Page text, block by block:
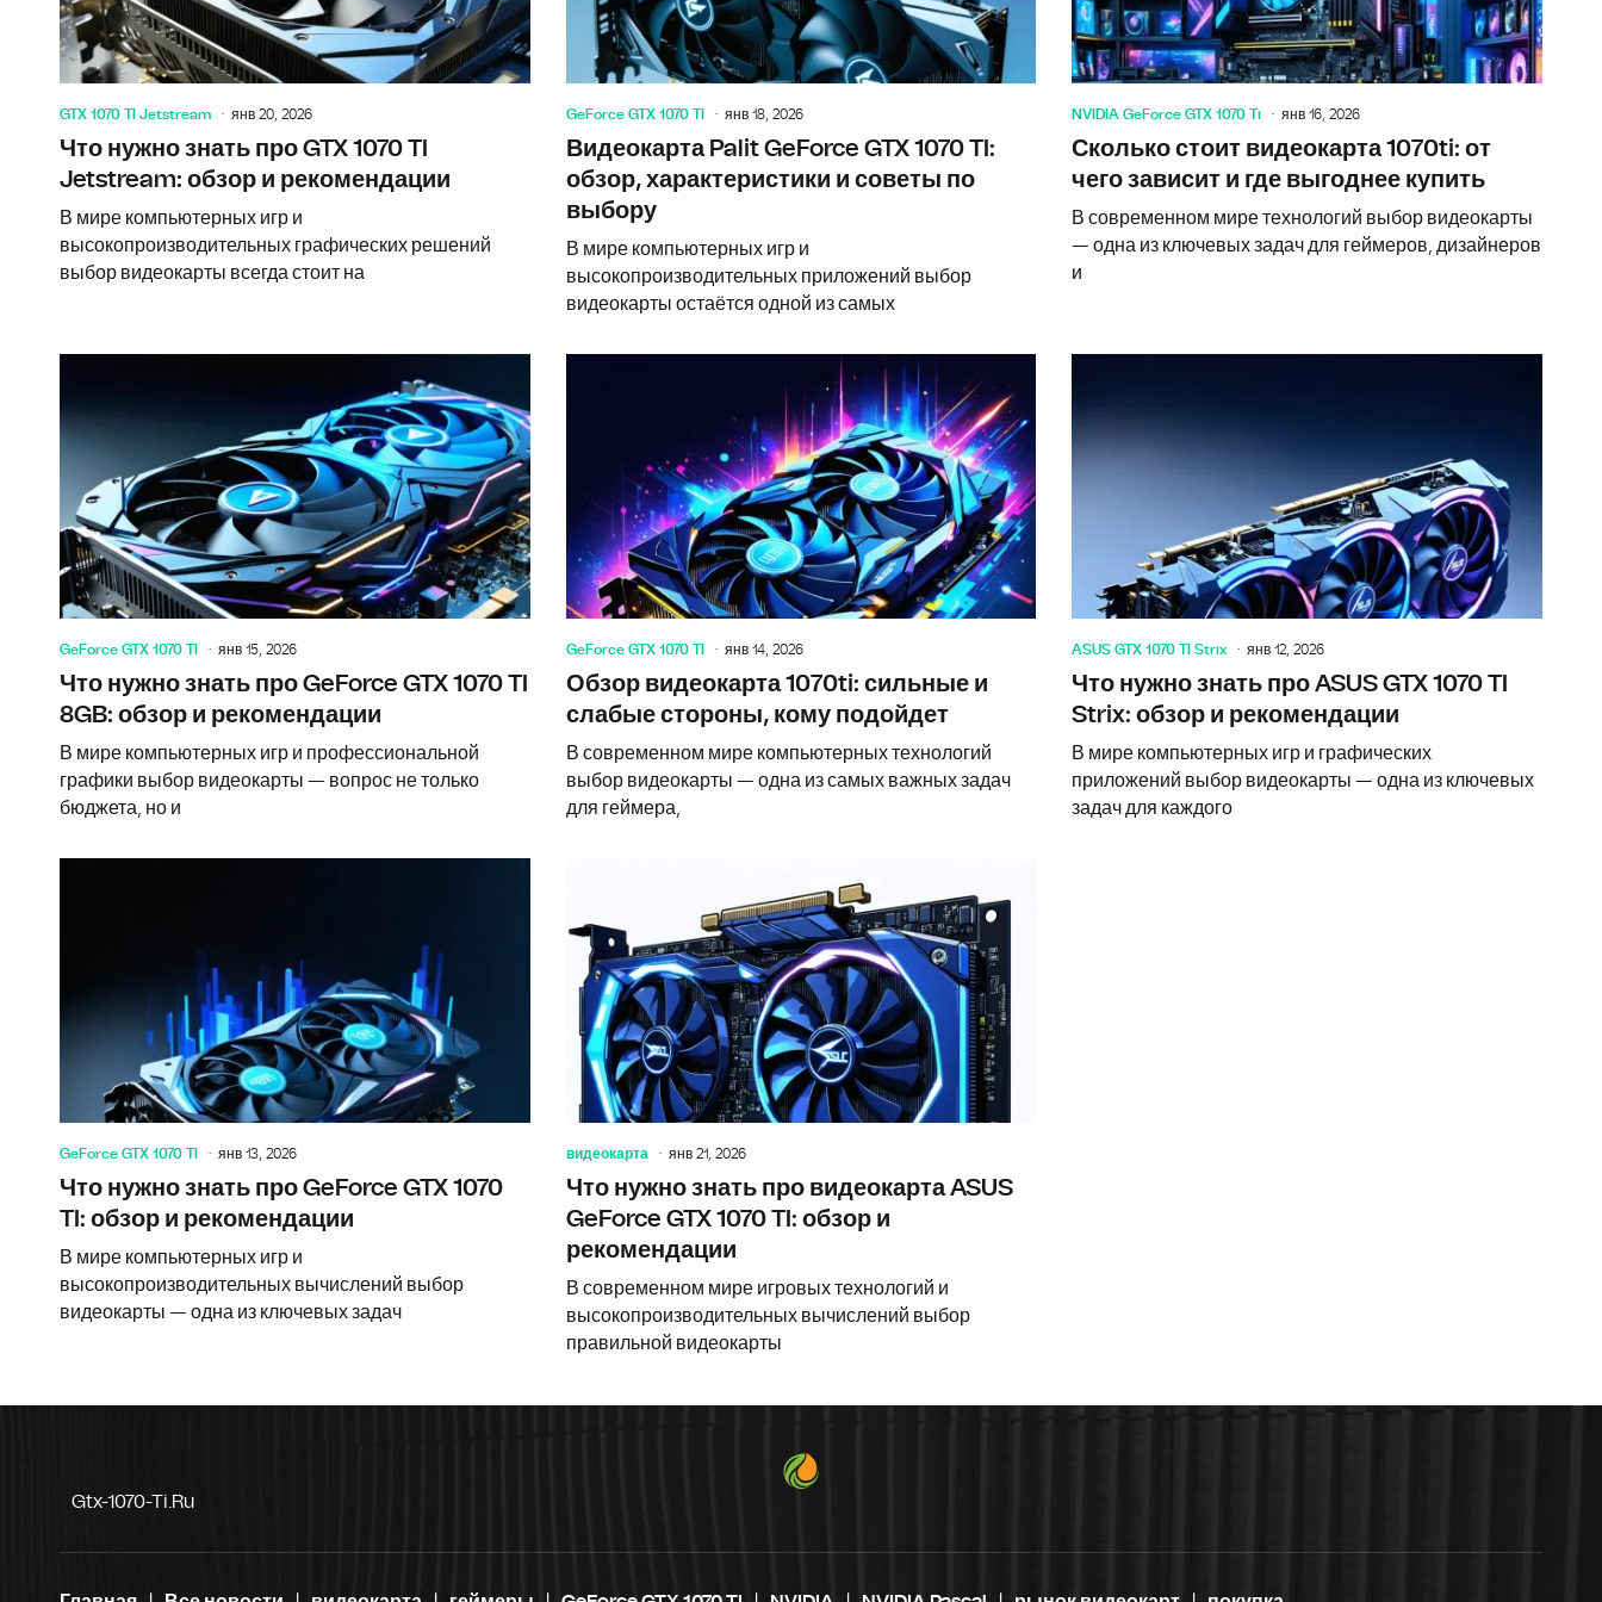
GTX 1070 TI Jetstream янв 20, 2026
Что нужно знать про GTX 1070 TI
Jetstream: обзор и рекомендации
В мире компьютерных игр и
высокопроизводительных графических решений
выбор видеокарты всегда стоит на
GeForce GTX 1070 TI янв 18, 2026
Видеокарта Palit GeForce GTX 1070 TI:
обзор, характеристики и советы по
выбору
В мире компьютерных игр и
высокопроизводительных приложений выбор
видеокарты остаётся одной из самых
NVIDIA GeForce GTX 1070 Ti янв 16, 2026
Сколько стоит видеокарта 1070ti: от
чего зависит и где выгоднее купить
В современном мире технологий выбор видеокарты
— одна из ключевых задач для геймеров, дизайнеров
и
GeForce GTX 1070 TI янв 15, 2026
Что нужно знать про GeForce GTX 1070 TI
8GB: обзор и рекомендации
В мире компьютерных игр и профессиональной
графики выбор видеокарты — вопрос не только
бюджета, но и
GeForce GTX 1070 TI янв 14, 2026
Обзор видеокарта 1070ti: сильные и
слабые стороны, кому подойдет
В современном мире компьютерных технологий
выбор видеокарты — одна из самых важных задач
для геймера,
ASUS GTX 1070 TI Strix янв 12, 2026
Что нужно знать про ASUS GTX 1070 TI
Strix: обзор и рекомендации
В мире компьютерных игр и графических
приложений выбор видеокарты — одна из ключевых
задач для каждого
GeForce GTX 1070 TI янв 13, 2026
Что нужно знать про GeForce GTX 1070
TI: обзор и рекомендации
В мире компьютерных игр и
высокопроизводительных вычислений выбор
видеокарты — одна из ключевых задач
видеокарта янв 21, 2026
Что нужно знать про видеокарта ASUS
GeForce GTX 1070 TI: обзор и
рекомендации
В современном мире игровых технологий и
высокопроизводительных вычислений выбор
правильной видеокарты
Gtx-1070-Ti.ru